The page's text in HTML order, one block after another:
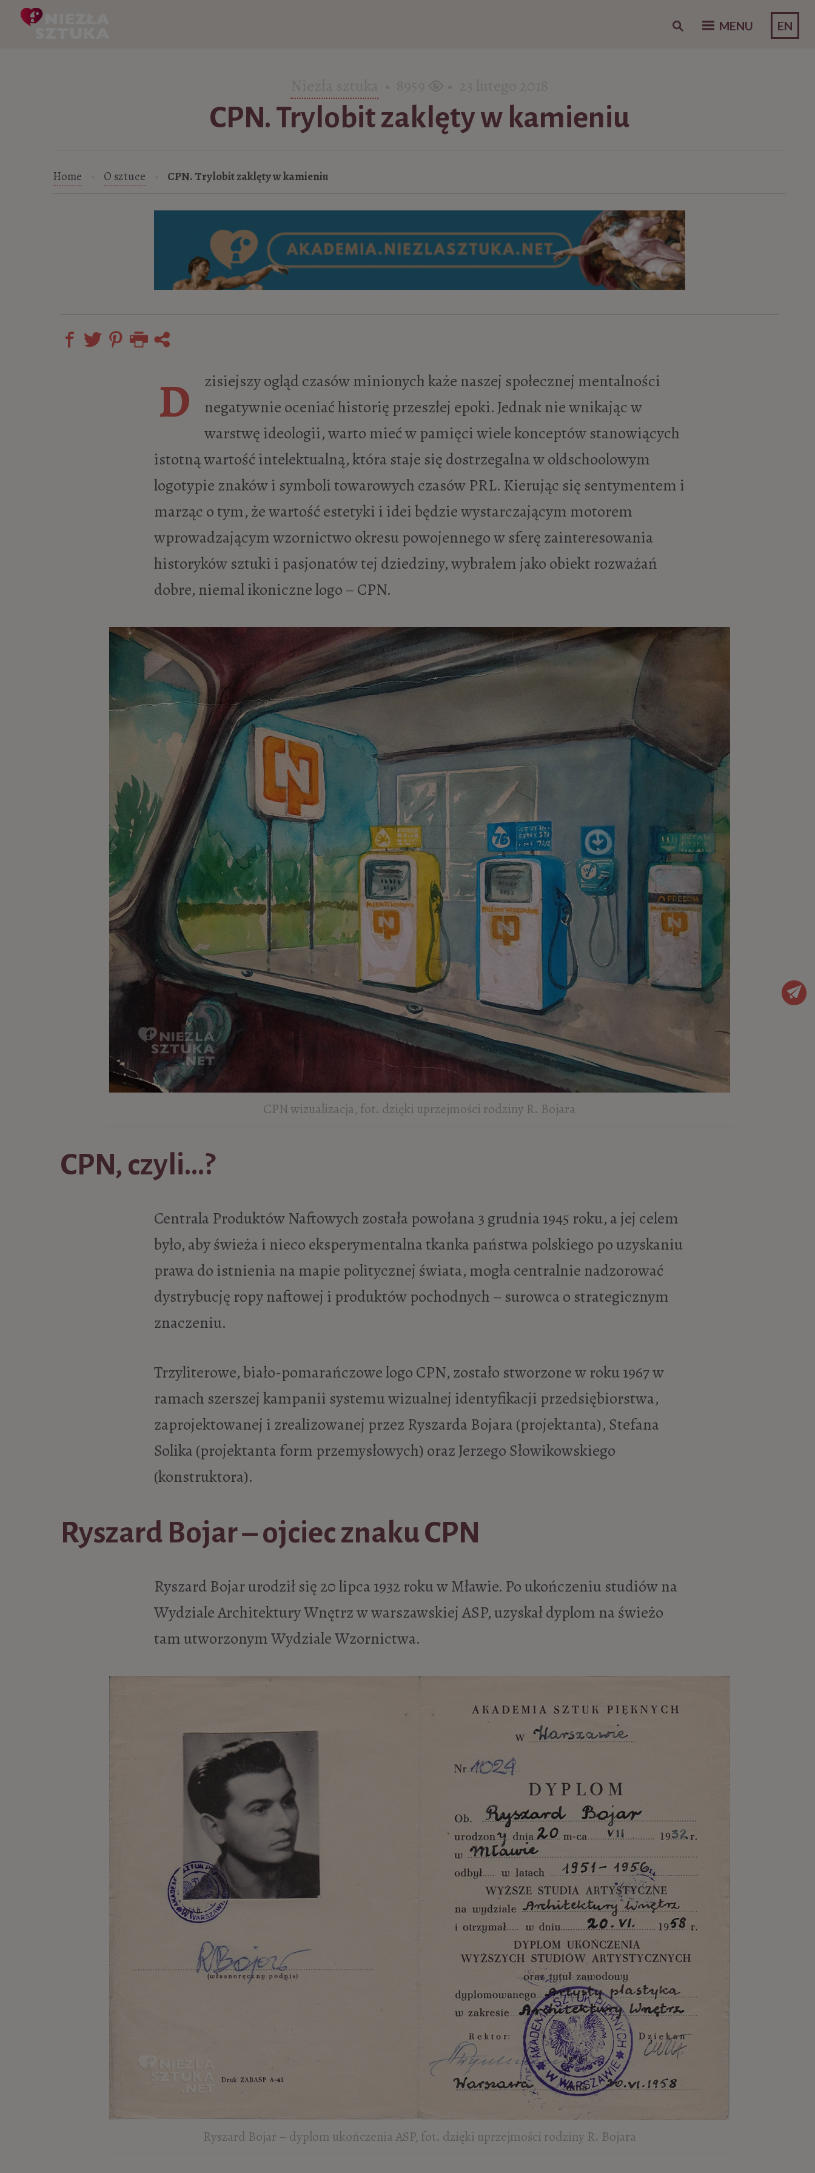
EN
MENU
CPN. Trylobit zaklęty w kamieniu
Home O sztuce CPN. Trylobit zaklęty w kamieniu
Dzisiejszy ogląd czasów minionych każe naszej społecznej mentalności
negatywnie oceniać historię przeszłej epoki. Jednak nie wnikając w
warstwę ideologii, warto mieć w pamięci wiele konceptów stanowiących
istotną wartość intelektualną, która staje się dostrzegalna w oldschoolowym
logotypie znaków i symboli towarowych czasów PRL. Kierując się sentymentem i
marząc o tym, że wartość estetyki i idei będzie wystarczającym motorem
wprowadzającym wzornictwo okresu powojennego w sferę zainteresowania
historyków sztuki i pasjonatów tej dziedziny, wybrałem jako obiekt rozważań
dobre, niemal ikoniczne logo – CPN.
CPN wizualizacja, fot. dzięki uprzejmości rodziny R. Bojara
CPN, czyli…?
Centrala Produktów Naftowych została powołana 3 grudnia 1945 roku, a jej celem
było, aby świeża i nieco eksperymentalna tkanka państwa polskiego po uzyskaniu
prawa do istnienia na mapie politycznej świata, mogła centralnie nadzorować
dystrybucję ropy naftowej i produktów pochodnych – surowca o strategicznym
znaczeniu.
Trzyliterowe, biało-pomarańczowe logo CPN, zostało stworzone w roku 1967 w
ramach szerszej kampanii systemu wizualnej identyfikacji przedsiębiorstwa,
zaprojektowanej i zrealizowanej przez Ryszarda Bojara (projektanta), Stefana
Solika (projektanta form przemysłowych) oraz Jerzego Słowikowskiego
(konstruktora).
Ryszard Bojar – ojciec znaku CPN
Ryszard Bojar urodził się 20 lipca 1932 roku w Mławie. Po ukończeniu studiów na
Wydziale Architektury Wnętrz w warszawskiej ASP, uzyskał dyplom na świeżo
tam utworzonym Wydziale Wzornictwa.
Ryszard Bojar – dyplom ukończenia ASP, fot. dzięki uprzejmości rodziny R. Bojara